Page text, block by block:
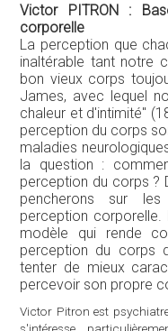
Victor PITRON :
corporelle
La perception que
inaltérable tant notre
bon vieux corps
James, avec lequel
chaleur et d'intimité"
perception du corps
maladies
la question :
perception du corps ?
pencherons sur
perception
modèle qui rende
perception du corps
tenter de mieux
percevoir son propre
Victor Pitron est
s'intéresse